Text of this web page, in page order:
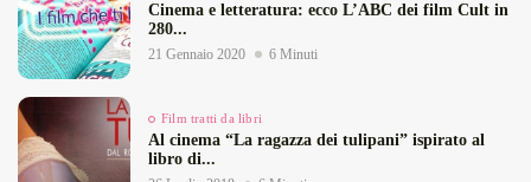
Cinema e letteratura: ecco L’ABC dei film Cult in
280...
21 Gennaio 2020 6 Minuti
Film tratti da libri
Al cinema “La ragazza dei tulipani” ispirato al
libro di...